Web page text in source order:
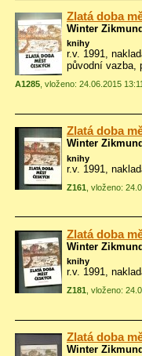
Zlatá doba
Winter Zikmund
knihy
r.v. 1991,
původní vazba,
A1285 , vloženo: 24.06.2015 13:11
Zlatá doba
Winter Zikmund
knihy
r.v. 1991,
Z161 , vloženo:
Zlatá doba
Winter
knihy
r.v. 1991,
Z181 , vloženo:
Zlatá doba
Winter Zikmund